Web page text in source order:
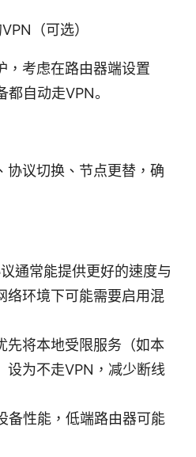
（可选）
，考虑在路由器端设置
自动走VPN。
协议切换、节点更替，确
通常能提供更好的速度与
络环境下可能需要启用混
先将本地受限服务（如本
设为不走VPN，减少断线
备性能，低端路由器可能